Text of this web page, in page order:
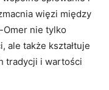
więzi między
Omer nie tylko
ale także kształtuje‌
tradycji i wartości